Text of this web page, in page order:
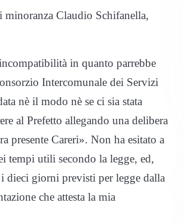
Claudio Schifanella,
in quanto parrebbe
Intercomunale dei Servizi
nè il modo nè se ci sia stata
al Prefetto allegando una delibera
presente Careri». Non ha esitato a
tempi utili secondo la legge, ed,
giorni previsti per legge dalla
che attesta la mia